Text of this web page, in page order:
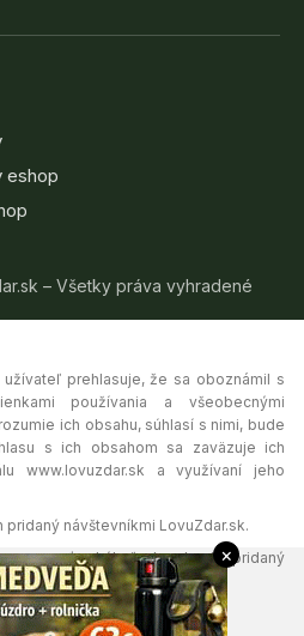
eshop
– Všetky práva vyhradené
užívateľ prehlasuje, že sa oboznámil s
používania a všeobecnými
ich obsahu, súhlasí s nimi, bude
s ich obsahom sa zaväzuje ich
www.lovuzdar.sk a využívaní jeho
návštevníkmi LovuZdar.sk.
vymazať akýkoľvek obsah pridaný
za vhodné.
×